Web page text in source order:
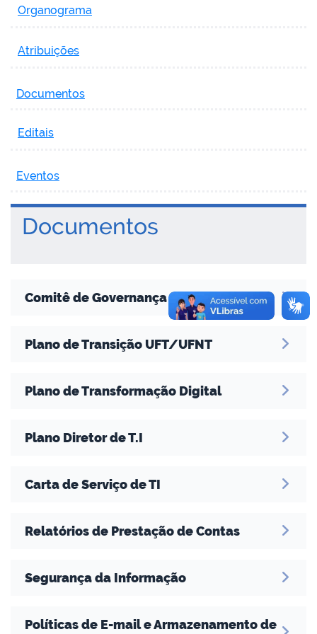
Organograma
Atribuições
Documentos
Editais
Eventos
Documentos
Comitê de Governança Digital
Plano de Transição UFT/UFNT
Plano de Transformação Digital
Plano Diretor de T.I
Carta de Serviço de TI
Relatórios de Prestação de Contas
Segurança da Informação
Políticas de E-mail e Armazenamento de